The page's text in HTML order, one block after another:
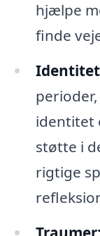
hjælpe
finde
Identitet
identitet
støtte i
rigtige